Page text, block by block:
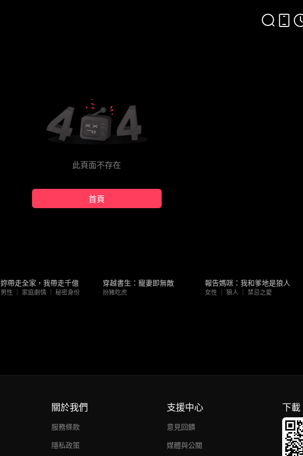
此頁面不存在
首頁
新上架
妳帶走全家，我帶走千億
男性 ｜ 家庭劇情 ｜ 秘密身份
熱門趨勢
穿越書生：寵妻即無敵
扮豬吃虎
熱門趨勢
報告媽咪：我和爹地是狼人
女性 ｜ 狼人 ｜ 禁忌之愛
關於我們
服務條款
隱私政策
支援中心
意見回饋
媒體與公關
下載